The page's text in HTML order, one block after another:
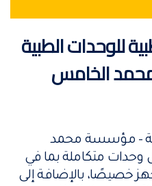
للوحدات الطبية
الخامس
– مؤسسة محمد
متكاملة بما في
خصيصًا، بالإضافة إلى